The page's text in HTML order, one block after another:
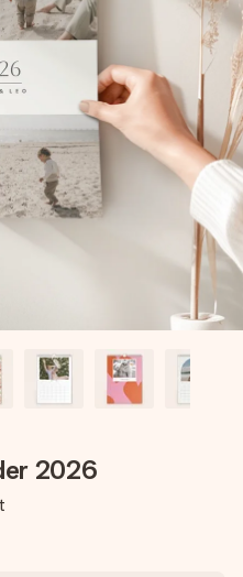
– med hendes navn, et
går lige i hendes hjerte.
en masse kærlighed i
2026